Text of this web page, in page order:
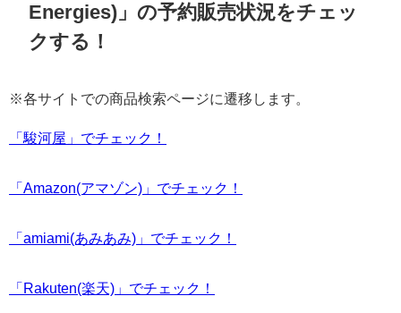
Energies)」の予約販売状況をチェッ
クする！
※各サイトでの商品検索ページに遷移します。
「駿河屋」でチェック！
「Amazon(アマゾン)」でチェック！
「amiami(あみあみ)」でチェック！
「Rakuten(楽天)」でチェック！